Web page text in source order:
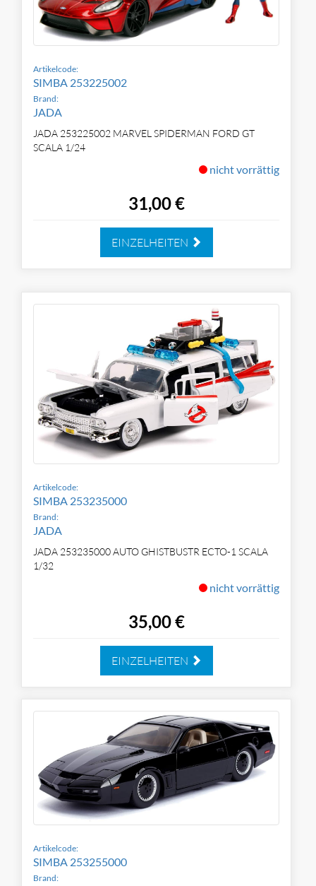
Artikelcode:
SIMBA 253225002
Brand:
JADA
JADA 253225002 MARVEL SPIDERMAN FORD GT
SCALA 1/24
nicht vorrättig
31,00 €
EINZELHEITEN
Artikelcode:
SIMBA 253235000
Brand:
JADA
JADA 253235000 AUTO GHISTBUSTR ECTO-1 SCALA
1/32
nicht vorrättig
35,00 €
EINZELHEITEN
Artikelcode:
SIMBA 253255000
Brand: